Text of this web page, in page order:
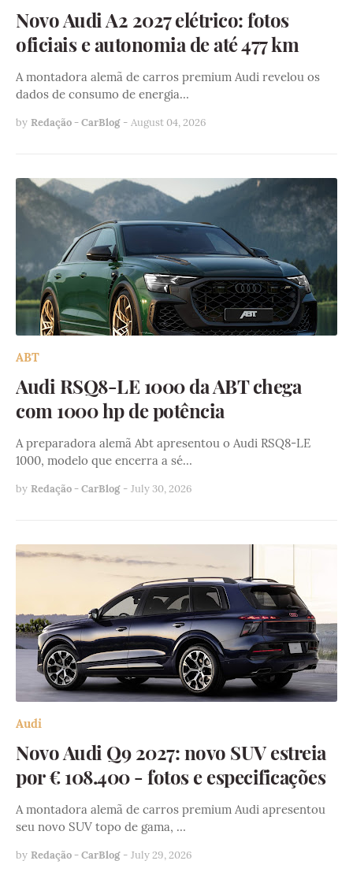
Novo Audi A2 2027 elétrico: fotos
oficiais e autonomia de até 477 km
A montadora alemã de carros premium Audi revelou os
dados de consumo de energia…
by Redação - CarBlog - August 04, 2026
ABT
Audi RSQ8-LE 1000 da ABT chega
com 1000 hp de potência
A preparadora alemã Abt apresentou o Audi RSQ8-LE
1000, modelo que encerra a sé…
by Redação - CarBlog - July 30, 2026
Audi
Novo Audi Q9 2027: novo SUV estreia
por € 108.400 - fotos e especificações
A montadora alemã de carros premium Audi apresentou
seu novo SUV topo de gama, …
by Redação - CarBlog - July 29, 2026